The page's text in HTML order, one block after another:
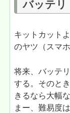
バッテリ
キットカット
のヤツ（スマ
将来、バッテ
する。そのと
きるなら大幅
まー、難易度